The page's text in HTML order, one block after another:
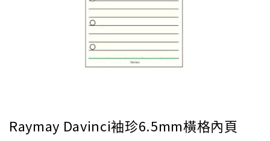
Raymay Davinci袖珍6.5mm橫格內頁